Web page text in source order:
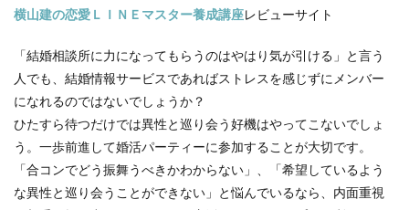
横山建の恋愛ＬＩＮＥマスター養成講座レビューサイト
「結婚相談所に力になってもらうのはやはり気が引ける」と言う
人でも、結婚情報サービスであればストレスを感じずにメンバー
になれるのではないでしょうか？
ひたすら待つだけでは異性と巡り会う好機はやってこないでしょ
う。一歩前進して婚活パーティーに参加することが大切です。
「合コンでどう振舞うべきかわからない」、「希望しているよう
な異性と巡り会うことができない」と悩んでいるなら、内面重視